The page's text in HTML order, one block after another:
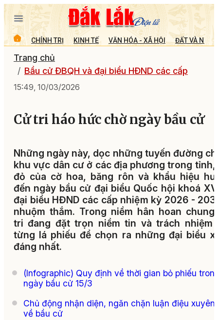
CHÍNH TRỊ KINH TẾ VĂN HÓA - XÃ HỘI ĐẤT VÀ
Trang chủ
Bầu cử ĐBQH và đại biểu HĐND các cấp
15:49, 10/03/2026
Cử tri háo hức chờ ngày bầu cử
Những ngày này, dọc những tuyến đường
khu vực dân cư ở các địa phương trong tỉnh,
đỏ của cờ hoa, băng rôn và khẩu hiệu
đến ngày bầu cử đại biểu Quốc hội khoá
đại biểu HĐND các cấp nhiệm kỳ 2026 -
nhuộm thắm. Trong niềm hân hoan
tri đang đặt trọn niềm tin và trách nhiệm
từng lá phiếu để chọn ra những đại biểu
đáng nhất.
(Infographic) Quy định về thời gian bỏ phiếu
ngày bầu cử 15/3
Chủ động nhận diện, ngăn chặn luận điệu xuyên
về bầu cử